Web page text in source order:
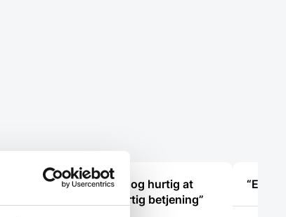
“Hjemmeside nem og hurtig at
overskue samt hurtig betjening”